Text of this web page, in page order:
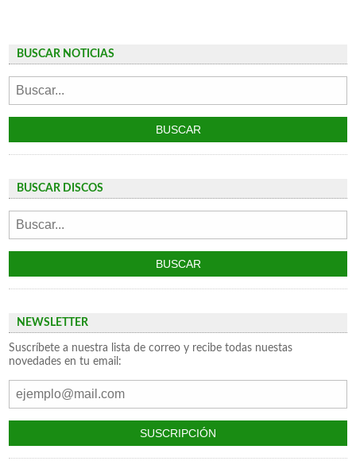
BUSCAR NOTICIAS
BUSCAR DISCOS
NEWSLETTER
Suscríbete a nuestra lista de correo y recibe todas nuestas
novedades en tu email: